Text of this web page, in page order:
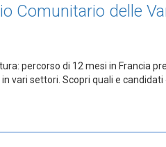
Comunitario delle
percorso di 12 mesi in Francia
vari settori. Scopri quali e candidati